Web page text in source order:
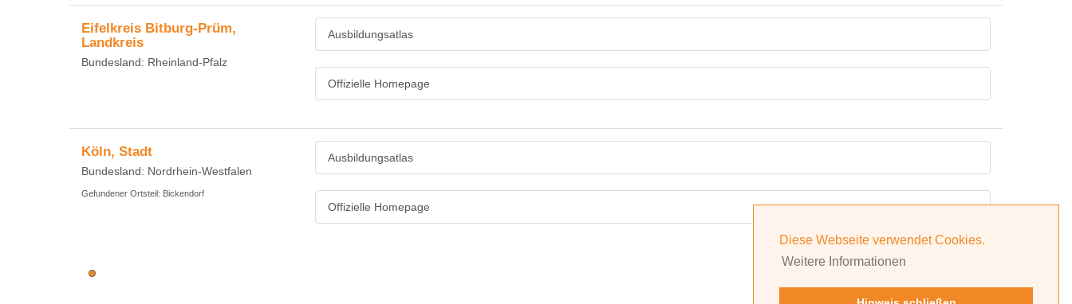
Diese Webseite verwendet Cookies.
Weitere Informationen
Eifelkreis Bitburg-Prüm,
Landkreis
Bundesland: Rheinland-Pfalz
Ausbildungsatlas
Offizielle Homepage
Köln, Stadt
Bundesland: Nordrhein-Westfalen
Gefundener Ortsteil: Bickendorf
Ausbildungsatlas
Offizielle Homepage